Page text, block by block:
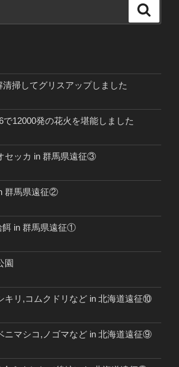
掃してグリスアップしました
で12000発の花火を堪能しました
セッカ in 群馬県遠征③
群馬県遠征②
餌 in 群馬県遠征①
園
キリ,コムクドリなど in 北海道遠征⑩
ニマシコ,ノゴマなど in 北海道遠征⑨